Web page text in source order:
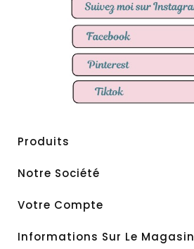
Produits
Notre Société
Votre Compte
Informations Sur Le Magasin